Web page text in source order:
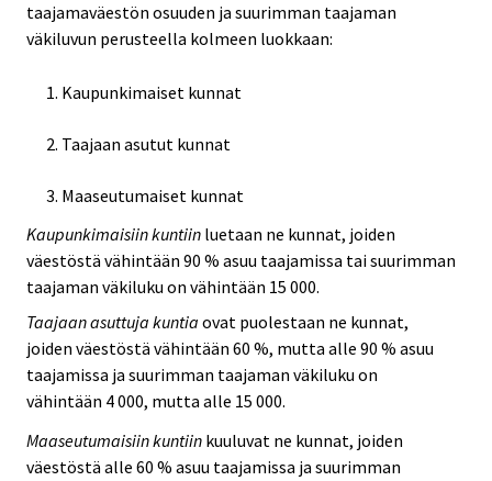
taajamaväestön osuuden ja suurimman taajaman
väkiluvun perusteella kolmeen luokkaan:
Kaupunkimaiset kunnat
Taajaan asutut kunnat
Maaseutumaiset kunnat
Kaupunkimaisiin kuntiin luetaan ne kunnat, joiden
väestöstä vähintään 90 % asuu taajamissa tai suurimman
taajaman väkiluku on vähintään 15 000.
Taajaan asuttuja kuntia ovat puolestaan ne kunnat,
joiden väestöstä vähintään 60 %, mutta alle 90 % asuu
taajamissa ja suurimman taajaman väkiluku on
vähintään 4 000, mutta alle 15 000.
Maaseutumaisiin kuntiin kuuluvat ne kunnat, joiden
väestöstä alle 60 % asuu taajamissa ja suurimman